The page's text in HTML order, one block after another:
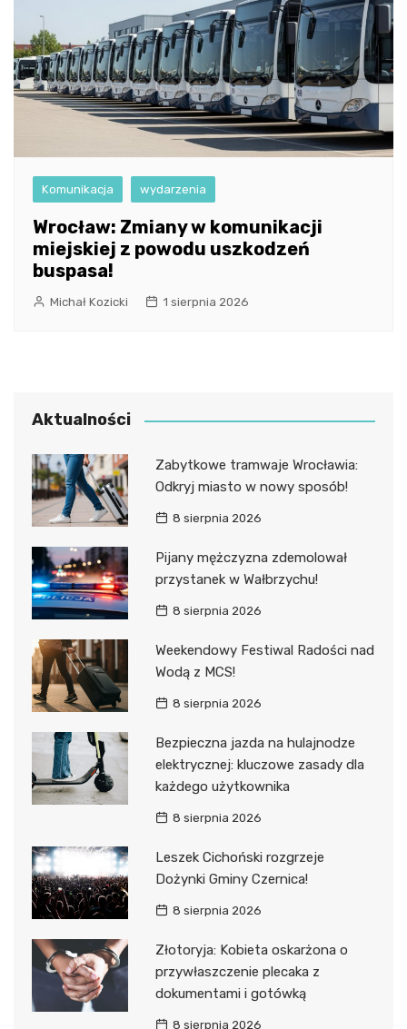
Komunikacja wydarzenia
Wrocław: Zmiany w komunikacji
miejskiej z powodu uszkodzeń
buspasa!
Michał Kozicki 1 sierpnia 2026
Aktualności
Zabytkowe tramwaje Wrocławia:
Odkryj miasto w nowy sposób!
8 sierpnia 2026
Pijany mężczyzna zdemolował
przystanek w Wałbrzychu!
8 sierpnia 2026
Weekendowy Festiwal Radości nad
Wodą z MCS!
8 sierpnia 2026
Bezpieczna jazda na hulajnodze
elektrycznej: kluczowe zasady dla
każdego użytkownika
8 sierpnia 2026
Leszek Cichoński rozgrzeje
Dożynki Gminy Czernica!
8 sierpnia 2026
Złotoryja: Kobieta oskarżona o
przywłaszczenie plecaka z
dokumentami i gotówką
8 sierpnia 2026